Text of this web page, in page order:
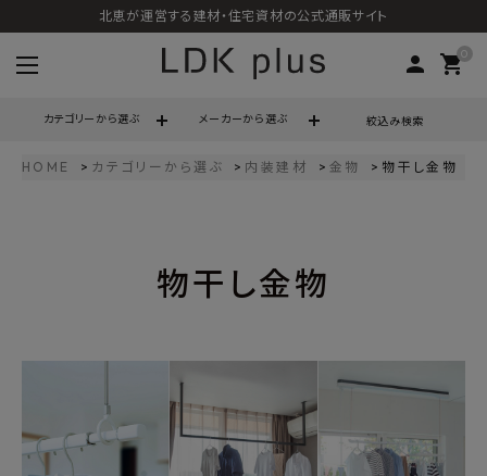
北恵が運営する建材・住宅資材の公式通販サイト
person 0
shopping_cart
カテゴリーから選ぶ メーカーから選ぶ 絞込み検索
06-6121-9302
ACCOUNT MENU
meeting_room ログイン person 会員登録
HOME カテゴリーから選ぶ 内装建材 金物 物干し金物
物干し金物